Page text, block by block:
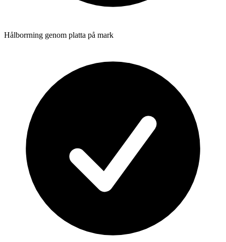
Hålborrning genom platta på mark